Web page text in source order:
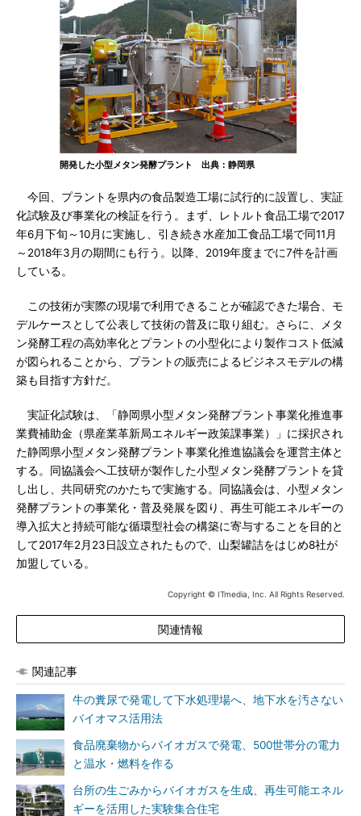
開発した小型メタン発酵プラント 出典：静岡県
今回、プラントを県内の食品製造工場に試行的に設置し、実証
化試験及び事業化の検証を行う。まず、レトルト食品工場で2017
年6月下旬～10月に実施し、引き続き水産加工食品工場で同11月
～2018年3月の期間にも行う。以降、2019年度までに7件を計画
している。
この技術が実際の現場で利用できることが確認できた場合、モ
デルケースとして公表して技術の普及に取り組む。さらに、メタ
ン発酵工程の高効率化とプラントの小型化により製作コスト低減
が図られることから、プラントの販売によるビジネスモデルの構
築も目指す方針だ。
実証化試験は、「静岡県小型メタン発酵プラント事業化推進事
業費補助金（県産業革新局エネルギー政策課事業）」に採択され
た静岡県小型メタン発酵プラント事業化推進協議会を運営主体と
する。同協議会へ工技研が製作した小型メタン発酵プラントを貸
し出し、共同研究のかたちで実施する。同協議会は、小型メタン
発酵プラントの事業化・普及発展を図り、再生可能エネルギーの
導入拡大と持続可能な循環型社会の構築に寄与することを目的と
して2017年2月23日設立されたもので、山梨罐詰をはじめ8社が
加盟している。
Copyright © ITmedia, Inc. All Rights Reserved.
関連情報
関連記事
牛の糞尿で発電して下水処理場へ、地下水を汚さない
バイオマス活用法
食品廃棄物からバイオガスで発電、500世帯分の電力
と温水・燃料を作る
台所の生ごみからバイオガスを生成、再生可能エネル
ギーを活用した実験集合住宅